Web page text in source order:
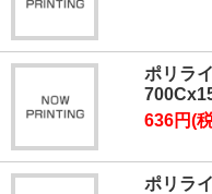
ポリラ
636円(
ポリラ